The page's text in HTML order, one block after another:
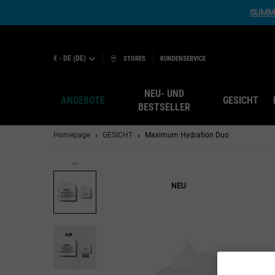
€ - DE (DE) STORES KUNDENSERVICE
ANGEBOTE
NEU- UND
BESTSELLER
GESICHT
Homepage GESICHT Maximum Hydration Duo
NEU